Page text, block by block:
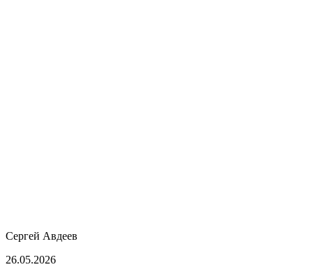
Сергей Авдеев
26.05.2026